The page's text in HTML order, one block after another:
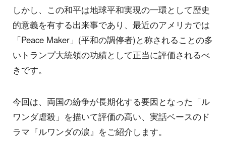
しかし、この和平は地球平和実現の一環として歴史
的意義を有する出来事であり、最近のアメリカでは
「Peace Maker」(平和の調停者)と称されることの多
いトランプ大統領の功績として正当に評価されるべ
きです。
今回は、両国の紛争が長期化する要因となった「ル
ワンダ虐殺」を描いて評価の高い、実話ベースのド
ラマ『ルワンダの涙』をご紹介します。